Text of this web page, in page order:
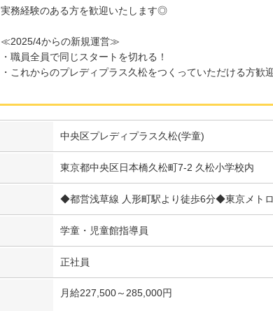
実務経験のある方を歓迎いたします◎
≪2025/4からの新規運営≫
・職員全員で同じスタートを切れる！
・これからのプレディプラス久松をつくっていただける方歓
中央区プレディプラス久松(学童)
東京都中央区日本橋久松町7-2 久松小学校内
◆都営浅草線 人形町駅より徒歩6分◆東京メト
学童・児童館指導員
正社員
月給227,500～285,000円